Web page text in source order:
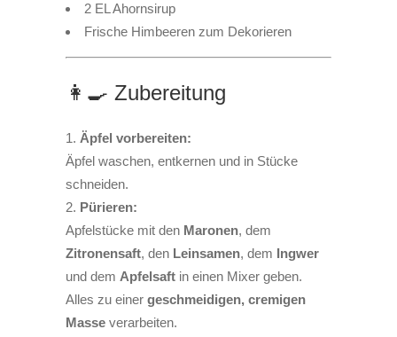
2 EL Ahornsirup
Frische Himbeeren zum Dekorieren
👩‍🍳 Zubereitung
Äpfel vorbereiten:
Äpfel waschen, entkernen und in Stücke
schneiden.
Pürieren:
Apfelstücke mit den Maronen, dem
Zitronensaft, den Leinsamen, dem Ingwer
und dem Apfelsaft in einen Mixer geben.
Alles zu einer geschmeidigen, cremigen
Masse verarbeiten.